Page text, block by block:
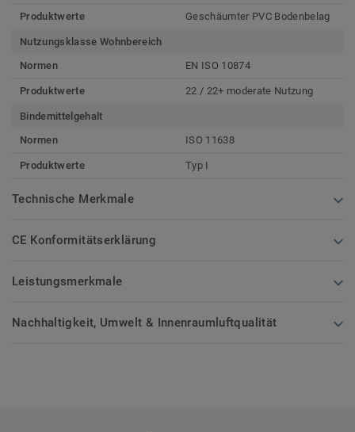
Produktwerte Geschäumter PVC Bodenbelag
Nutzungsklasse Wohnbereich
Normen
EN ISO 10874
Produktwerte 22 / 22+ moderate Nutzung
Bindemittelgehalt
Normen
ISO 11638
Produktwerte Typ I
Technische Merkmale
CE Konformitätserklärung
Leistungsmerkmale
Nachhaltigkeit, Umwelt & Innenraumluftqualität